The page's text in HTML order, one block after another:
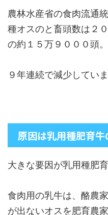
農林水産省の食肉流通
種オスのと畜頭数は２
の約１５万９０００頭。
９年連続で減少していま
原因は乳用種肥育牛
大きな要因が乳用種肥
食肉用の乳牛は、酪農
が出ないオスを肥育農